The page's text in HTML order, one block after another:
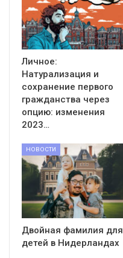
Личное:
Натурализация и
сохранение первого
гражданства через
опцию: изменения
2023…
НОВОСТИ
Двойная фамилия для
детей в Нидерландах